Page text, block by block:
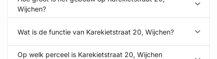
Wijchen?
Wat is de functie van Karekietstraat 20, Wijchen?
Op welk perceel is Karekietstraat 20, Wijchen